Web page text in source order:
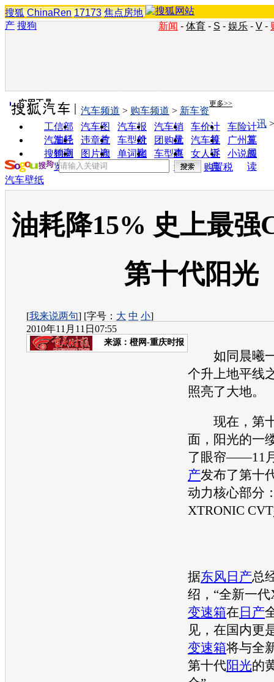
搜狐 ChinaRen 17173 焦点房地
产 搜狗 新闻 - 体育 - S - 娱乐 - V -
实用工具 更多>>
工信部
油耗
汽车图
片
汽车报
价
汽车销
量
车价计
算
车险计
算
汽车经
销商
违章查
询
车型对
比
团购优
惠
汽车投
诉
广州车
展
搜狗浏
览器
图片欣
赏
单词翻
车型查
询
女人宝
典
小说阅
读
汽车频道 > 购车频道 > 新车资
讯
购置税
汽车壁纸
油耗降15% 史上最强
第十代阳光
[我来说两句] [字号： 大 中 小]
2010年11月11日07:55
来源： 橙网-重庆时报
如同晨曦一
个升上地平线
照亮了大地。
现在，第
面， 阳光的一
了眼帘——11
产发布了第十
动力核心部分
XTRONIC CVT
据东风日产总
绍，“全新一
变速箱在 日产
见，在国内更
变速箱将与全
第十代阳光的